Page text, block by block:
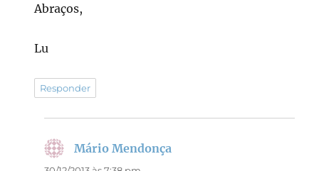
Abraços,
Lu
Responder
Mário Mendonça